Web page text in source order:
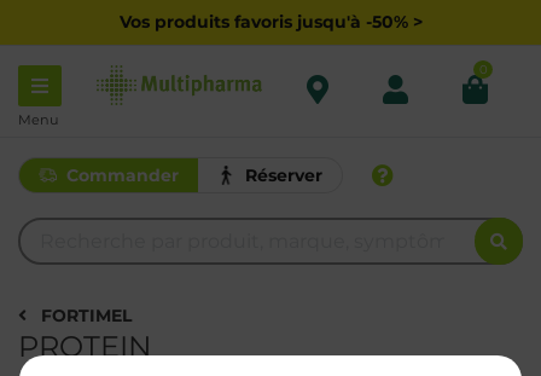
Vos produits favoris jusqu'à -50% >
Menu
0
Commander Réserver
FORTIMEL
PROTEIN